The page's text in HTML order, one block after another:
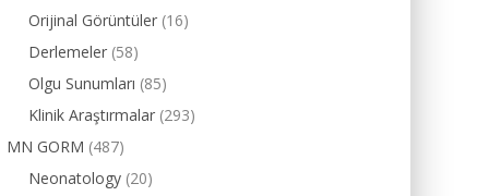
Orijinal Görüntüler (16)
Derlemeler (58)
Olgu Sunumları (85)
Klinik Araştırmalar (293)
MN GORM (487)
Neonatology (20)